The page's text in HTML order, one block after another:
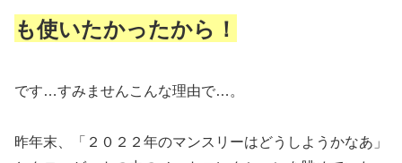
も使いたかったから！
です…すみませんこんな理由で…。
昨年末、「２０２２年のマンスリーはどうしようかなあ」